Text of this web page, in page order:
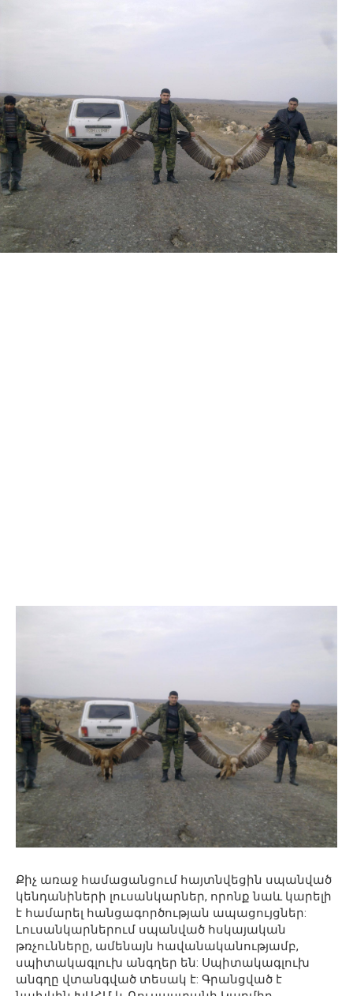
Քիչ առաջ համացանցում հայտնվեցին սպանված
կենդանիների լուսանկարներ, որոնք նաև կարելի
է համարել հանցագործության ապացույցներ:
Լուսանկարներում սպանված հսկայական
թռչունները, ամենայն հավանականությամբ,
սպիտակագլուխ անգղեր են: Սպիտակագլուխ
անգղը վտանգված տեսակ է: Գրանցված է